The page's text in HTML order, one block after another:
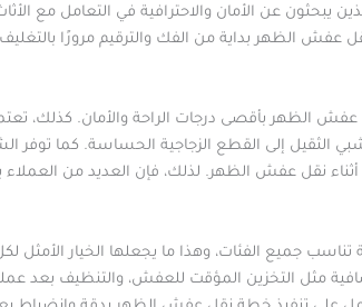
عن الأمان والاحترافية في التعامل مع
الظهر بداية من الفك والترقيم مرورًا بالتغليف
الظهر بأقصى درجات الراحة والأمان. كذلك،
الثقيل إلى القطع الزجاجية الحساسة. كما
نقل عفش الظهر. لذلك، فإن العديد من
جميع الفئات، وهذا ما يجعلها الخيار
مثل التخزين المؤقت للعفش، والتنظيف بعد